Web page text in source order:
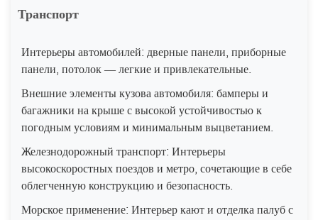
Транспорт
Интерьеры автомобилей: дверные панели, приборные
панели, потолок — легкие и привлекательные.
Внешние элементы кузова автомобиля: бамперы и
багажники на крыше с высокой устойчивостью к
погодным условиям и минимальным выцветанием.
Железнодорожный транспорт: Интерьеры
высокоскоростных поездов и метро, сочетающие в себе
облегченную конструкцию и безопасность.
Морское применение: Интерьер кают и отделка палуб с